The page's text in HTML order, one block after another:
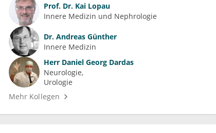
Prof. Dr. Kai Lopau
Innere Medizin und Nephrologie
Dr. Andreas Günther
Innere Medizin
Herr Daniel Georg Dardas
Neurologie
Urologie
Mehr Kollegen